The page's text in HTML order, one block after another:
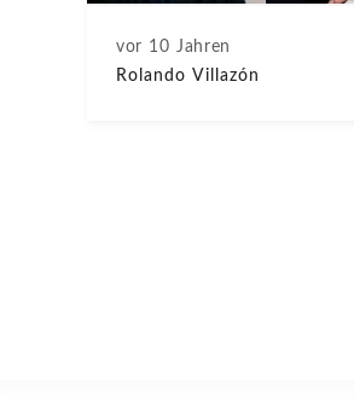
vor 10 Jahren
Rolando Villazón